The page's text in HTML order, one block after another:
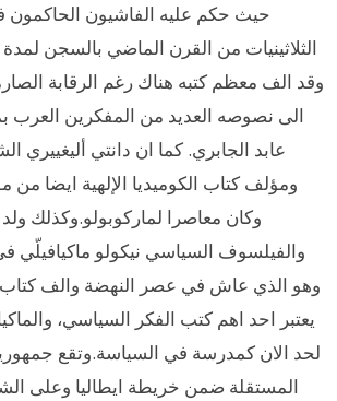
حيث حكم عليه الفاشيون الحاكمون
الثلاثينيات من القرن الماضي بالسجن
وقد الف معظم كتبه هناك رغم الرقابة
الى نصوصه العديد من المفكرين العرب
عابد الجابري. كما ان دانتي أليغييري
ومؤلف كتاب الكوميديا الإلهية ايضا من
وكان معاصرا لماركوبولو.وكذلك
والفيلسوف السياسي نيكولو ماكيافيلّي
وهو الذي عاش في عصر النهضة والف كتاب
يعتبر احد اهم كتب الفكر السياسي،
لحد الان كمدرسة في السياسة.وتقع
المستقلة ضمن خريطة ايطاليا وعلى